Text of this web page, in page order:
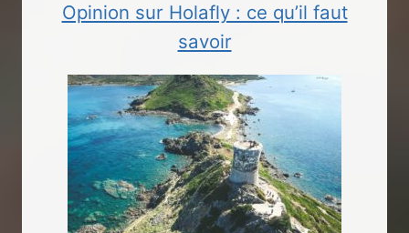
Opinion sur Holafly : ce qu’il faut
savoir